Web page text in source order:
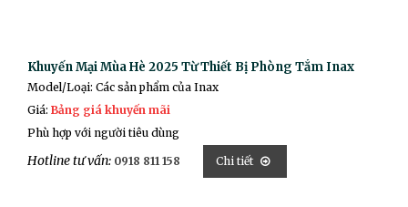
Khuyến Mại Mùa Hè 2025 Từ Thiết Bị Phòng Tắm Inax
Model/Loại: Các sản phẩm của Inax
Giá: Bảng giá khuyến mãi
Phù hợp với người tiêu dùng
Hotline tư vấn: 0918 811 158 Chi tiết